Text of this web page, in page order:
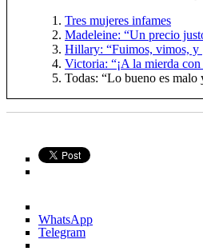
Tres mujeres infames
Madeleine: “Un precio
Hillary: “Fuimos, vimos, y
Victoria: “¡A la mierda
Todas: “Lo bueno es malo
WhatsApp
Telegram